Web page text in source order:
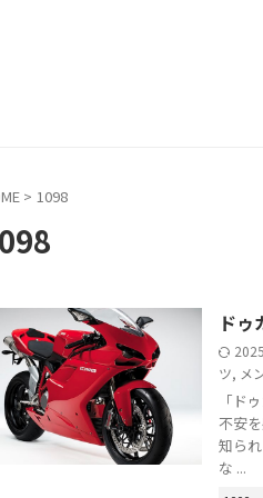
> 1098
ド
ツ, メ
「ド
不安
知ら
な ...